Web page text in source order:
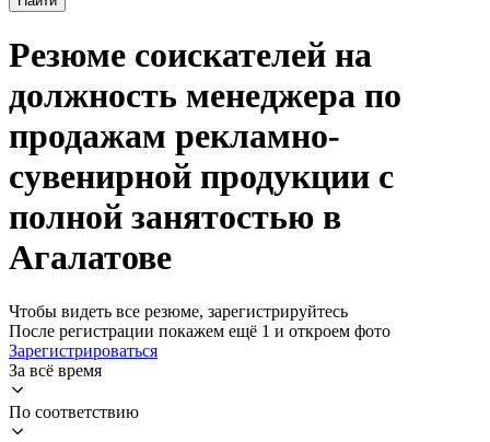
Резюме соискателей на
должность менеджера по
продажам рекламно-
сувенирной продукции с
полной занятостью в
Агалатове
Чтобы видеть все резюме, зарегистрируйтесь
После регистрации покажем ещё 1 и откроем фото
Зарегистрироваться
За всё время
По соответствию